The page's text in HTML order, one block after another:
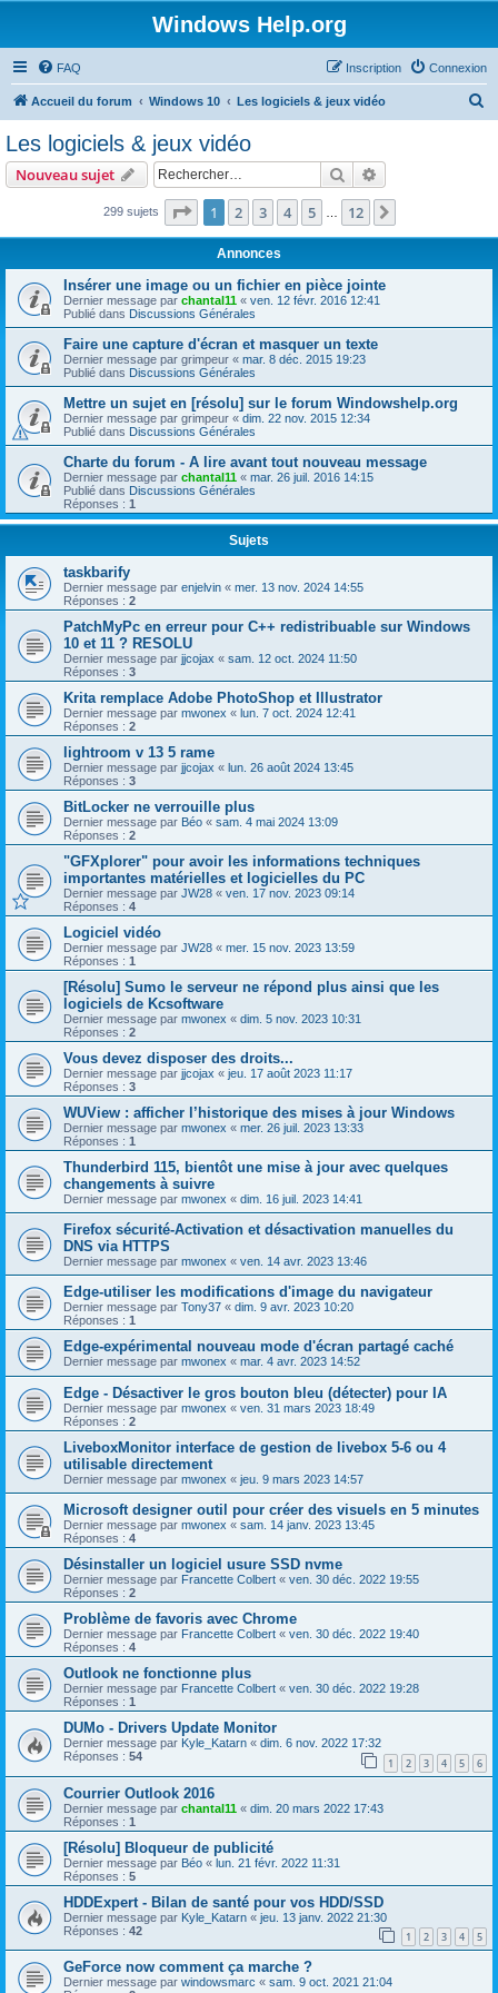
Windows Help.org
FAQ Connexion
Inscription
Accueil du forum Windows 10 Les logiciels & jeux vidéo
Les logiciels & jeux vidéo
Nouveau sujet Rechercher
299 sujets Page 1sur12
1 2 3 4 5 12
Annonces
Insérer une image ou un fichier en pièce jointe
Dernier message par chantal11 « ven. 12 févr. 2016 12:41
Publié dans Discussions Générales
Faire une capture d'écran et masquer un texte
Dernier message par grimpeur « mar. 8 déc. 2015 19:23
Publié dans Discussions Générales
Mettre un sujet en [résolu] sur le forum Windowshelp.org
Dernier message par grimpeur « dim. 22 nov. 2015 12:34
Publié dans Discussions Générales
Charte du forum - A lire avant tout nouveau message
Dernier message par chantal11 « mar. 26 juil. 2016 14:15
Publié dans Discussions Générales
Réponses : 1
Sujets
taskbarify
Dernier message par enjelvin « mer. 13 nov. 2024 14:55
Réponses : 2
PatchMyPc en erreur pour C++ redistribuable sur Windows
10 et 11 ? RESOLU
Dernier message par jjcojax « sam. 12 oct. 2024 11:50
Réponses : 3
Krita remplace Adobe PhotoShop et Illustrator
Dernier message par mwonex « lun. 7 oct. 2024 12:41
Réponses : 2
lightroom v 13 5 rame
Dernier message par jjcojax « lun. 26 août 2024 13:45
Réponses : 3
BitLocker ne verrouille plus
Dernier message par Béo « sam. 4 mai 2024 13:09
Réponses : 2
"GFXplorer" pour avoir les informations techniques
importantes matérielles et logicielles du PC
Dernier message par JW28 « ven. 17 nov. 2023 09:14
Réponses : 4
Logiciel vidéo
Dernier message par JW28 « mer. 15 nov. 2023 13:59
Réponses : 1
[Résolu] Sumo le serveur ne répond plus ainsi que les
logiciels de Kcsoftware
Dernier message par mwonex « dim. 5 nov. 2023 10:31
Réponses : 2
Vous devez disposer des droits...
Dernier message par jjcojax « jeu. 17 août 2023 11:17
Réponses : 3
WUView : afficher l’historique des mises à jour Windows
Dernier message par mwonex « mer. 26 juil. 2023 13:33
Réponses : 1
Thunderbird 115, bientôt une mise à jour avec quelques
changements à suivre
Dernier message par mwonex « dim. 16 juil. 2023 14:41
Firefox sécurité-Activation et désactivation manuelles du
DNS via HTTPS
Dernier message par mwonex « ven. 14 avr. 2023 13:46
Edge-utiliser les modifications d'image du navigateur
Dernier message par Tony37 « dim. 9 avr. 2023 10:20
Réponses : 1
Edge-expérimental nouveau mode d'écran partagé caché
Dernier message par mwonex « mar. 4 avr. 2023 14:52
Edge - Désactiver le gros bouton bleu (détecter) pour IA
Dernier message par mwonex « ven. 31 mars 2023 18:49
Réponses : 2
LiveboxMonitor interface de gestion de livebox 5-6 ou 4
utilisable directement
Dernier message par mwonex « jeu. 9 mars 2023 14:57
Microsoft designer outil pour créer des visuels en 5 minutes
Dernier message par mwonex « sam. 14 janv. 2023 13:45
Réponses : 4
Désinstaller un logiciel usure SSD nvme
Dernier message par Francette Colbert « ven. 30 déc. 2022 19:55
Réponses : 2
Problème de favoris avec Chrome
Dernier message par Francette Colbert « ven. 30 déc. 2022 19:40
Réponses : 4
Outlook ne fonctionne plus
Dernier message par Francette Colbert « ven. 30 déc. 2022 19:28
Réponses : 1
DUMo - Drivers Update Monitor
Dernier message par Kyle_Katarn « dim. 6 nov. 2022 17:32
Réponses : 54 1 2 3 4 5 6
Courrier Outlook 2016
Dernier message par chantal11 « dim. 20 mars 2022 17:43
Réponses : 1
[Résolu] Bloqueur de publicité
Dernier message par Béo « lun. 21 févr. 2022 11:31
Réponses : 5
HDDExpert - Bilan de santé pour vos HDD/SSD
Dernier message par Kyle_Katarn « jeu. 13 janv. 2022 21:30
Réponses : 42 1 2 3 4 5
GeForce now comment ça marche ?
Dernier message par windowsmarc « sam. 9 oct. 2021 21:04